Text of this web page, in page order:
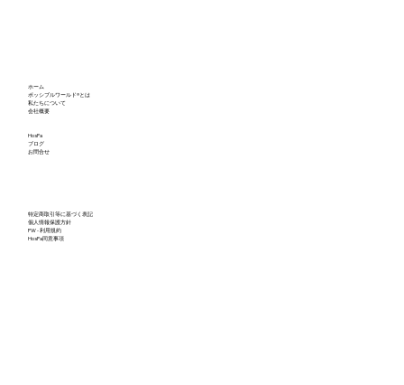
ホーム
ポッシブルワールド®とは
私たちについて
会社概要
HosPa
ブログ
お問合せ
特定商取引等に基づく表記
個人情報保護方針
PW - 利用規約
HosPa同意事項